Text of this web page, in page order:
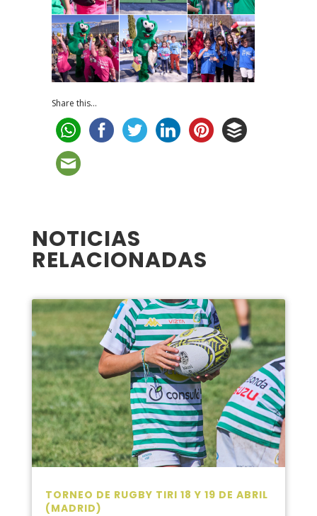
Share this...
NOTICIAS
RELACIONADAS
TORNEO DE RUGBY TIRI 18 Y 19 DE ABRIL
(MADRID)